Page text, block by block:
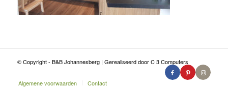
© Copyright - B&B Johannesberg | Gerealiseerd door C 3 Computers
Algemene voorwaarden Contact